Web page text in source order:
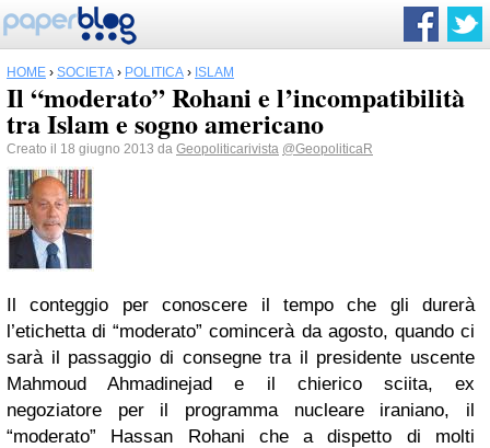
HOME › SOCIETÀ › POLITICA › ISLAM
Il “moderato” Rohani e l’incompatibilità
tra Islam e sogno americano
Creato il 18 giugno 2013 da Geopoliticarivista @GeopoliticaR
Il conteggio per conoscere il tempo che gli durerà
l’etichetta di “moderato” comincerà da agosto, quando ci
sarà il passaggio di consegne tra il presidente uscente
Mahmoud Ahmadinejad e il chierico sciita, ex
negoziatore per il programma nucleare iraniano, il
“moderato” Hassan Rohani che a dispetto di molti